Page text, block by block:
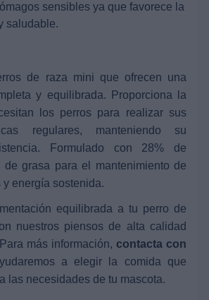
sensibles ya que favorece la
saludable.
de raza mini que ofrecen una
y equilibrada. Proporciona la
los perros para realizar sus
regulares, manteniendo su
Formulado con 28% de
de grasa para el mantenimiento de
y energía sostenida.
equilibrada a tu perro de
nuestros piensos de alta calidad
más información, contacta con
a elegir la comida que
las necesidades de tu mascota.